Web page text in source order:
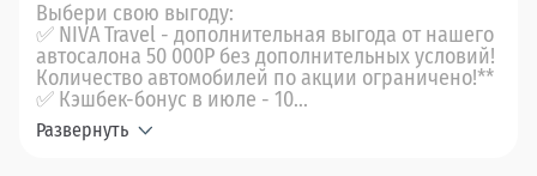
Выбери свою выгоду:
✅ NIVA Travel - дополнительная выгода от нашего
автосалона 50 000Р без дополнительных условий!
Количество автомобилей по акции ограничено!**
✅ Кэшбек-бонус в июле - 10...
Развернуть